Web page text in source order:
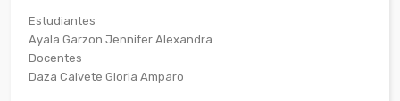
Estudiantes
Ayala Garzon Jennifer Alexandra
Docentes
Daza Calvete Gloria Amparo